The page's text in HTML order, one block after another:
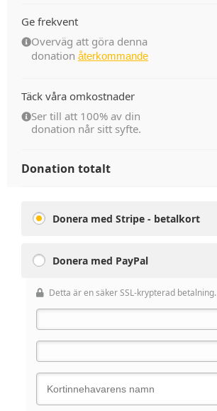
Ge frekvent
Overväg att göra denna
donation återkommande
Täck våra omkostnader
Ser till att 100% av din
donation når sitt syfte.
Donation totalt
Donera med Stripe - betalkort
Donera med PayPal
Detta är en säker SSL-krypterad betalning.